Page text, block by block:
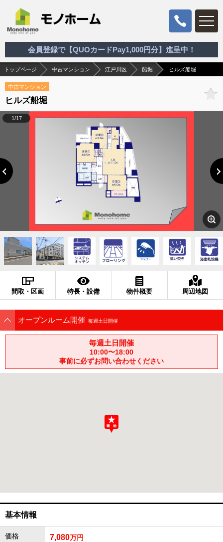
会員登録で【QUOカードPay1,000円分】進呈中！
トップページ 中古マンション 江戸川区 船堀 ヒルズ船堀
中古マンション
ヒルズ船堀
1/17
間取・区画 特長・設備 物件概要 周辺地図
オープンルーム開催 毎週土日開催
毎週土日開催
10:00〜18:00
事前に必ずお問い合わせください
基本情報
価格 7,080万円